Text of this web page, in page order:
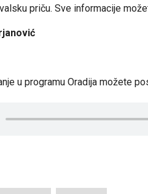
priču. Sve informacije
u programu Oradija možete